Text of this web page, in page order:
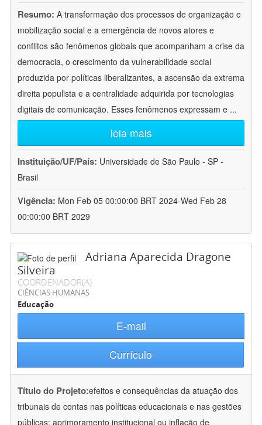
Resumo: A transformação dos processos de organização e
mobilização social e a emergência de novos atores e
conflitos são fenômenos globais que acompanham a crise da
democracia, o crescimento da vulnerabilidade social
produzida por políticas liberalizantes, a ascensão da extrema
direita populista e a centralidade adquirida por tecnologias
digitais de comunicação. Esses fenômenos expressam e ...
leia mais
Instituição/UF/País: Universidade de São Paulo - SP -
Brasil
Vigência: Mon Feb 05 00:00:00 BRT 2024-Wed Feb 28
00:00:00 BRT 2029
Adriana Aparecida Dragone
Silveira
COORDENADOR(A)
CIÊNCIAS HUMANAS
Educação
E-mail
Currículo
Título do Projeto:efeitos e consequências da atuação dos
tribunais de contas nas políticas educacionais e nas gestões
públicas: aprimoramento institucional ou inflação de